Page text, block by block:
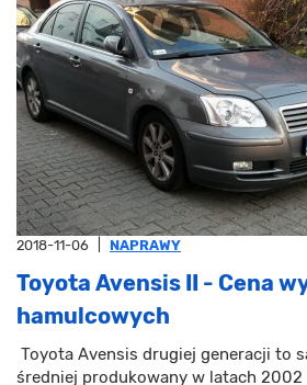
2018-11-06 NAPRAWY
Toyota Avensis II - Cena
hamulcowych
Toyota Avensis drugiej generacji to
średniej produkowany w latach